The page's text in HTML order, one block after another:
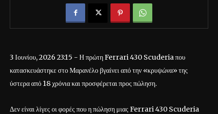
3 Ιουνίου, 2026 23:15 - Η πρώτη Ferrari 430 Scuderia που
κατασκευάστηκε στο Μαρανέλο βγαίνει από την «κρυψώνα» της
ύστερα από 18 χρόνια και προσφέρεται προς πώληση.
Δεν είναι λίγες οι φορές που η πώληση μιας Ferrari 430 Scuderia